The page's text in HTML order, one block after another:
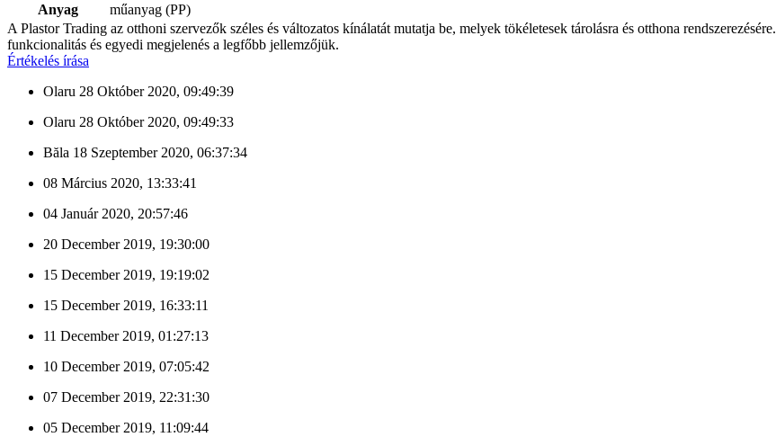
Anyag
műanyag (PP)
A Plastor Trading az otthoni szervezők széles és változatos kínálatát mutatja be, melyek tökéletesek tárolásra és otthona
funkcionalitás és egyedi megjelenés a legfőbb jellemzőjük.
Értékelés írása
Olaru 28 Október 2020, 09:49:39
Olaru 28 Október 2020, 09:49:33
Băla 18 Szeptember 2020, 06:37:34
08 Március 2020, 13:33:41
04 Január 2020, 20:57:46
20 December 2019, 19:30:00
15 December 2019, 19:19:02
15 December 2019, 16:33:11
11 December 2019, 01:27:13
10 December 2019, 07:05:42
07 December 2019, 22:31:30
05 December 2019, 11:09:44